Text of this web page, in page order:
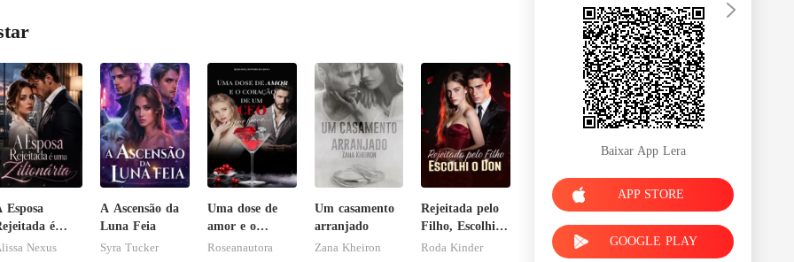
Esposa
é
Zilionária
Nexus
A Ascensão da
Luna Feia
Syra Tucker
Uma dose de
amor e o
coração de um
Roseanautora
Um casamento
arranjado
Zana Kheiron
Rejeitada pelo
Filho, Escolhi o
Don
Roda Kinder
Baixar App Lera
APP STORE
GOOGLE PLAY